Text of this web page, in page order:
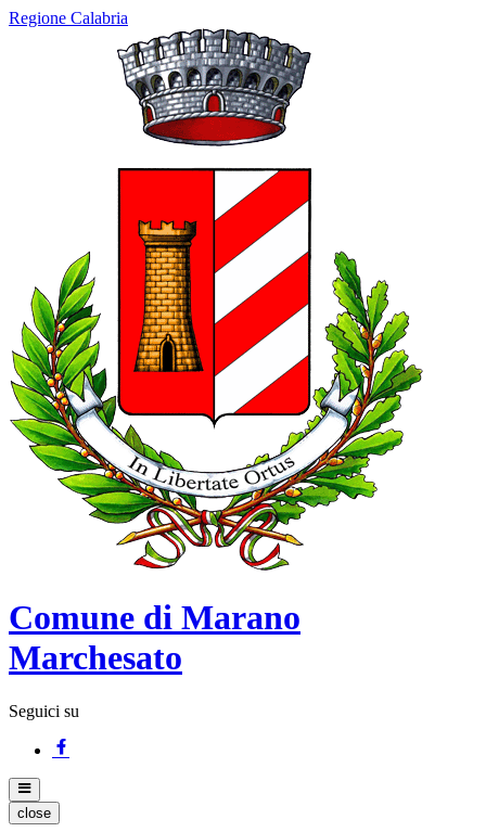
Regione Calabria
Comune di Marano
Marchesato
Seguici su
close